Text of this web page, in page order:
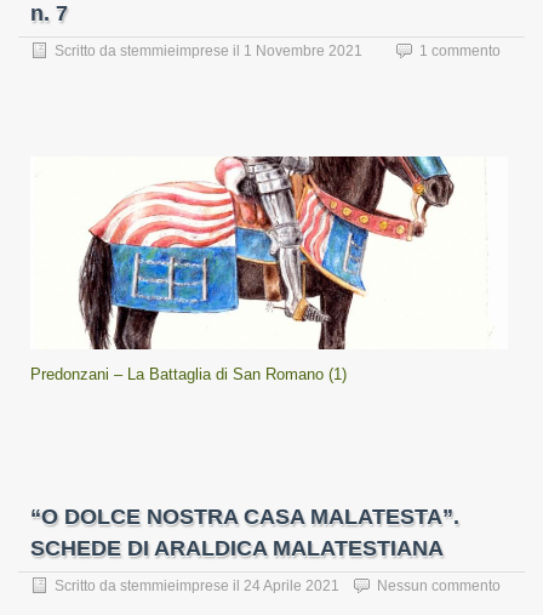
n. 7
Scritto da stemmieimprese il 1 Novembre 2021 1 commento
Predonzani – La Battaglia di San Romano (1)
“O DOLCE NOSTRA CASA MALATESTA”.
SCHEDE DI ARALDICA MALATESTIANA
Scritto da stemmieimprese il 24 Aprile 2021 Nessun commento